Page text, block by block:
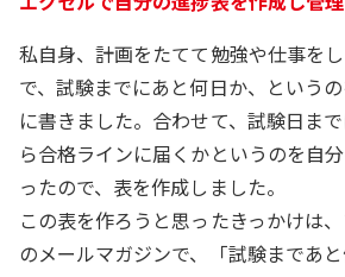
私自身、計画をたてて勉強や仕事を
で、試験までにあと何日か、という
に書きました。合わせて、試験日ま
ら合格ラインに届くかというのを自
ったので、表を作成しました。
この表を作ろうと思ったきっかけは
のメールマガジンで、「試験まであ